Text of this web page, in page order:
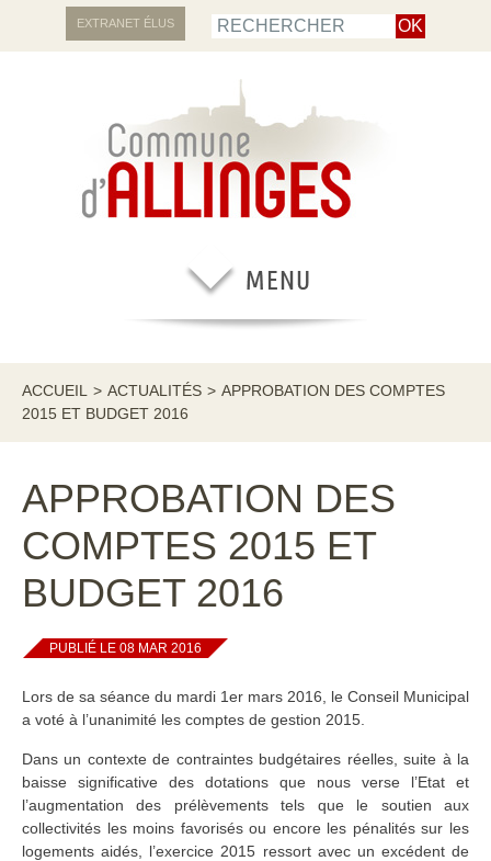
EXTRANET ÉLUS
ACCUEIL > ACTUALITÉS > APPROBATION DES COMPTES
2015 ET BUDGET 2016
APPROBATION DES
COMPTES 2015 ET
BUDGET 2016
PUBLIÉ LE 08 MAR 2016
Lors de sa séance du mardi 1er mars 2016, le Conseil Municipal
a voté à l’unanimité les comptes de gestion 2015.
Dans un contexte de contraintes budgétaires réelles, suite à la
baisse significative des dotations que nous verse l’Etat et
l’augmentation des prélèvements tels que le soutien aux
collectivités les moins favorisés ou encore les pénalités sur les
logements aidés, l’exercice 2015 ressort avec un excédent de